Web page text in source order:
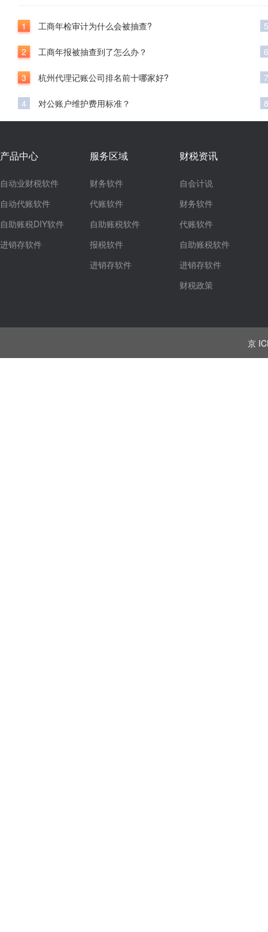
1 工商年检审计为什么会被抽查?
2 工商年报被抽查到了怎么办？
3 杭州代理记账公司排名前十哪家好?
4 对公账户维护费用标准？
5
6
7
8
产品中心
自动业财税软件
自动代账软件
自助账税DIY软件
进销存软件
服务区域
财务软件
代账软件
自助账税软件
报税软件
进销存软件
财税资讯
自会计说
财务软件
代账软件
自助账税软件
进销存软件
财税政策
京